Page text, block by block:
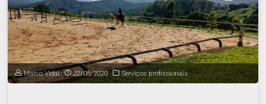
hipismo/ salto
Marco Vidal 22/08/2020 Serviços profissionais